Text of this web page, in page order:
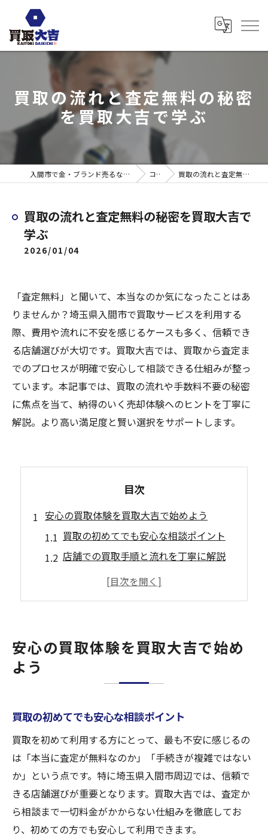
買取の流れと査定無料の秘密
を買取大吉で学ぶ
入間市で金・ブランド売るなら買取大吉 ウエスタ武蔵藤沢店 コラム 買取の流れと査定無料の秘密を買取大吉で学ぶ
買取の流れと査定無料の秘密を買取大吉で
学ぶ
2026/01/04
「査定無料」と聞いて、本当なのか気になったことはあ
りませんか？埼玉県入間市で買取サービスを利用する
際、費用や流れに不安を感じるケースも多く、信頼でき
る店舗選びが大切です。買取大吉では、買取から査定ま
でのプロセスが明確で安心して相談できる仕組みが整っ
ています。本記事では、買取の流れや手数料不要の秘密
に焦点を当て、納得のいく売却体験へのヒントを丁寧に
解説。より高い満足度と賢い選択をサポートします。
目次
安心の買取体験を買取大吉で始めよう
買取の初めてでも安心な相談ポイント
店舗での買取手順と流れを丁寧に解説
気軽に買取相談できる仕組みの魅力
埼玉県入間市で無料査定の魅力を発見
無料査定で得られる買取のメリット
査定無料の信頼性と透明な対応について
気になる買取査定のプロセスを公開
買取に迷うなら買取大吉の流れが安心
買取を迷った時の相談体制を紹介
買取大吉の安心できる流れの全貌
スムーズな買取体験を叶える手順とは
安心の買取体験を買取大吉で始め
よう
買取の初めてでも安心な相談ポイント
買取を初めて利用する方にとって、最も不安に感じるの
は「本当に査定が無料なのか」「手続きが複雑ではない
か」という点です。特に埼玉県入間市周辺では、信頼で
きる店舗選びが重要となります。買取大吉では、査定か
ら相談まで一切料金がかからない仕組みを徹底してお
り、初めての方でも安心して利用できます。